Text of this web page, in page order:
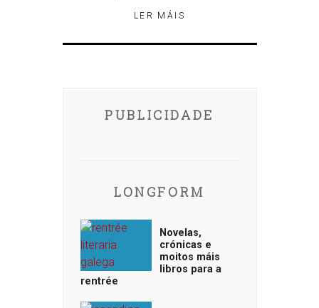
LER MÁIS
PUBLICIDADE
LONGFORM
Novelas,
crónicas e
moitos máis
libros para a
rentrée